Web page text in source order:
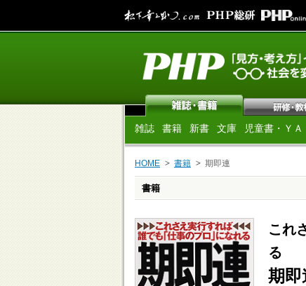
雑誌 書籍 新書 文庫 児童書・ＹＡ
HOME 書籍 期即連
書籍
これ
る
期即